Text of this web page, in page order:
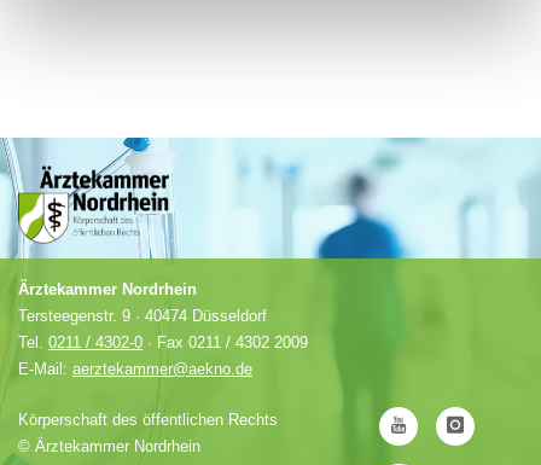
Ärztekammer Nordrhein
Tersteegenstr. 9 · 40474 Düsseldorf
Tel. 0211 / 4302-0 · Fax 0211 / 4302 2009
E-Mail: aerztekammer@aekno.de
Körperschaft des öffentlichen Rechts
© Ärztekammer Nordrhein